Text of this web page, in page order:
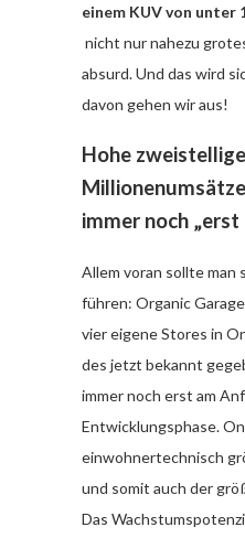
einem KUV von unter
nicht nur nahezu
absurd. Und das wird
davon gehen wir aus!
Hohe zweistellige
immer noch
Allem voran sollte man
führen: Organic
vier eigene Stores in
des jetzt bekannt
immer noch erst am
Entwicklungsphase.
einwohnertechnisch
und somit auch der
Das